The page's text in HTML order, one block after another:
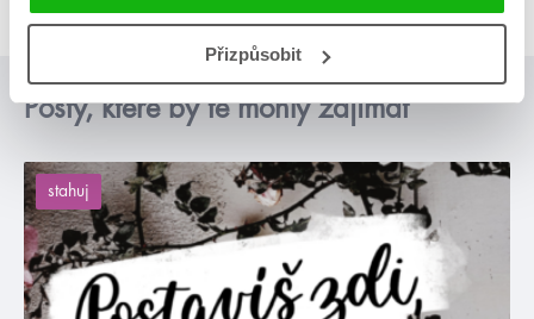
Přizpůsobit
Posty, které by tě mohly zajímat
stahuj